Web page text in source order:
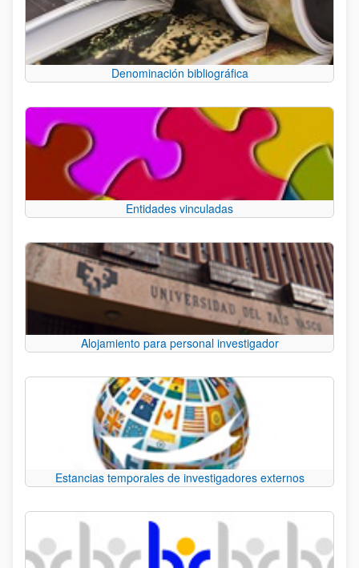
Denominación bibliográfica
Entidades vinculadas
Alojamiento para personal investigador
Estancias temporales de investigadores externos